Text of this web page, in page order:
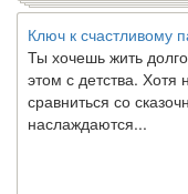
Ключ к счастливому
Ты хочешь жить
этом с детства. Хотя
сравниться со
наслаждаются...